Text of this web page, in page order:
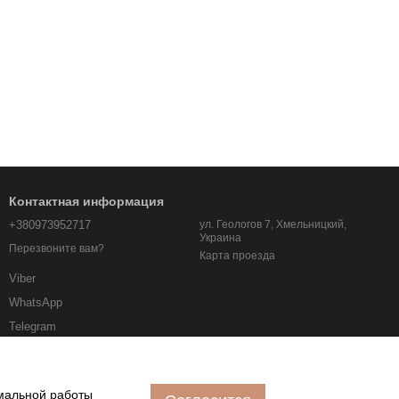
Контактная информация
+380973952717
Перезвоните вам?
Viber
WhatsApp
Telegram
ул. Геологов 7, Хмельницкий,
Украина
Карта проезда
работы